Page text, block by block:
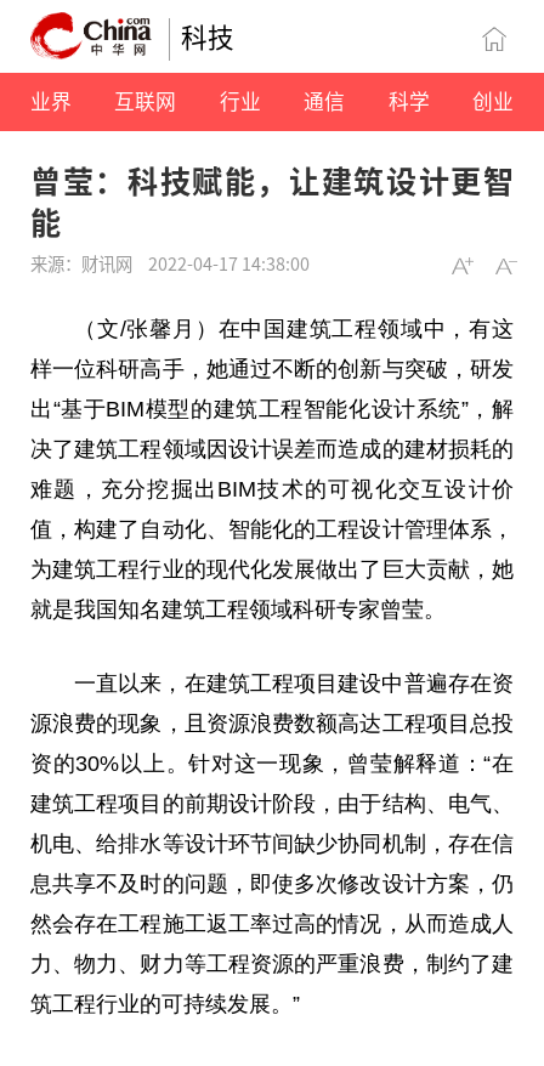
科技
业界 互联网 行业 通信 科学 创业
曾莹：科技赋能，让建筑设计更智
能
来源：财讯网 2022-04-17 14:38:00
（文/张馨月）在中国建筑工程领域中，有这
样一位科研高手，她通过不断的创新与突破，研发
出“基于BIM模型的建筑工程智能化设计系统”，解
决了建筑工程领域因设计误差而造成的建材损耗的
难题，充分挖掘出BIM技术的可视化交互设计价
值，构建了自动化、智能化的工程设计管理体系，
为建筑工程行业的现代化发展做出了巨大贡献，她
就是我国知名建筑工程领域科研专家曾莹。
一直以来，在建筑工程项目建设中普遍存在资
源浪费的现象，且资源浪费数额高达工程项目总投
资的30%以上。针对这一现象，曾莹解释道：“在
建筑工程项目的前期设计阶段，由于结构、电气、
机电、给排水等设计环节间缺少协同机制，存在信
息共享不及时的问题，即使多次修改设计方案，仍
然会存在工程施工返工率过高的情况，从而造成人
力、物力、财力等工程资源的严重浪费，制约了建
筑工程行业的可持续发展。”